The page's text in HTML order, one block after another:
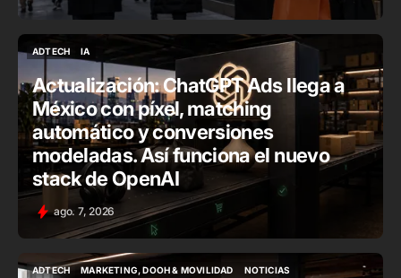
ADTECH
IA
Actualización: ChatGPT Ads llega a
México con píxel, matching
automático y conversiones
modeladas. Así funciona el nuevo
stack de OpenAI
ago. 7, 2026
ADTECH
MARKETING, DOOH & MOVILIDAD
NOTICIAS